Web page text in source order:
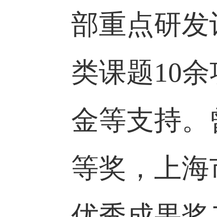
主编
Sci Eng: C
Associate
部重点研